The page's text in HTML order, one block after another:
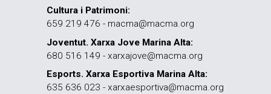
Cultura i Patrimoni:
659 219 476 - macma@macma.org
Joventut. Xarxa Jove Marina Alta:
680 516 149 - xarxajove@macma.org
Esports. Xarxa Esportiva Marina Alta:
635 636 023 - xarxaesportiva@macma.org